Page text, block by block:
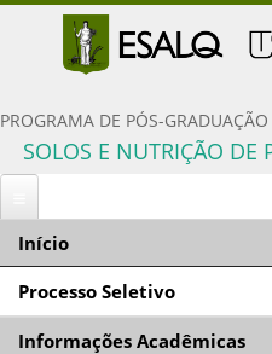
PROGRAMA DE PÓS-GRADUAÇÃO
SOLOS E NUTRIÇÃO DE
Início
Processo Seletivo
Inscrição
Informações Acadêmicas
Você está aqui
Inscrição